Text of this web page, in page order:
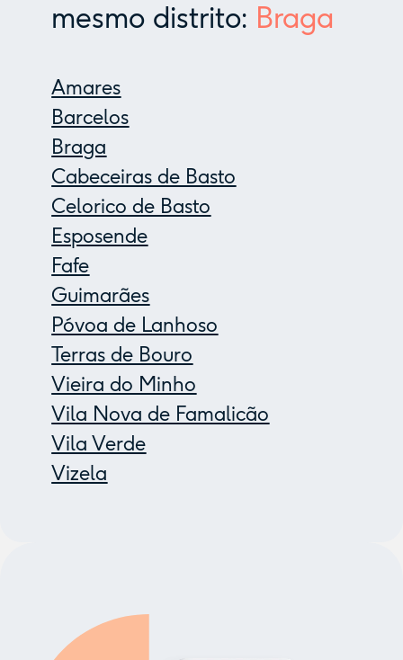
mesmo distrito: Braga
Amares
Barcelos
Braga
Cabeceiras de Basto
Celorico de Basto
Esposende
Fafe
Guimarães
Póvoa de Lanhoso
Terras de Bouro
Vieira do Minho
Vila Nova de Famalicão
Vila Verde
Vizela